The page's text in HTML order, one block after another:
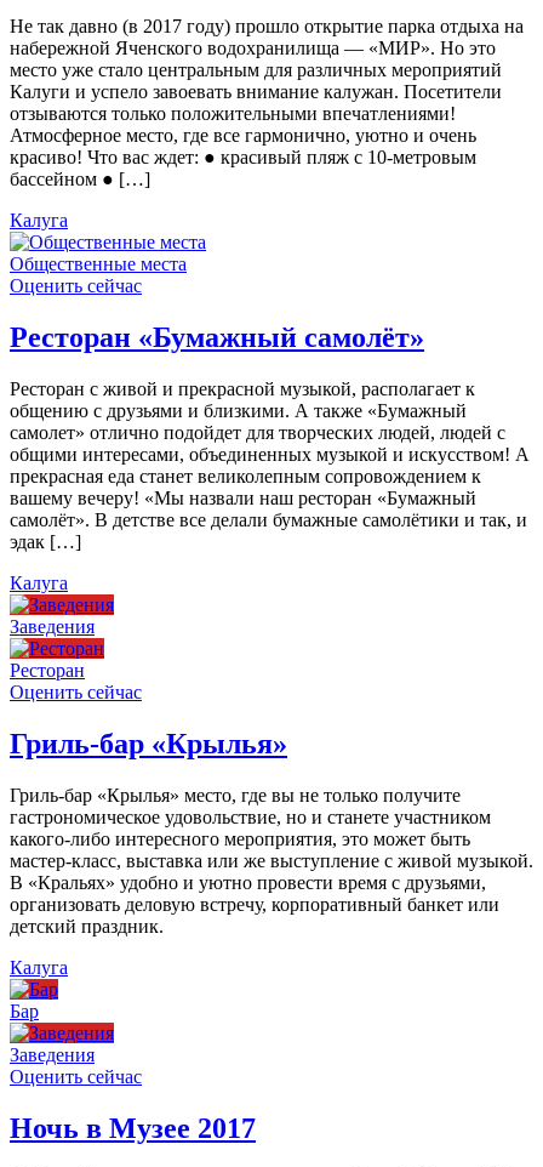
Не так давно (в 2017 году) прошло открытие парка отдыха на
набережной Яченского водохранилища — «МИР». Но это
место уже стало центральным для различных мероприятий
Калуги и успело завоевать внимание калужан. Посетители
отзываются только положительными впечатлениями!
Атмосферное место, где все гармонично, уютно и очень
красиво! Что вас ждет: ● красивый пляж с 10-метровым
бассейном ● […]
Калуга
Общественные места
Оценить сейчас
Ресторан «Бумажный самолёт»
Ресторан с живой и прекрасной музыкой, располагает к
общению с друзьями и близкими. А также «Бумажный
самолет» отлично подойдет для творческих людей, людей с
общими интересами, объединенных музыкой и искусством! А
прекрасная еда станет великолепным сопровождением к
вашему вечеру! «Мы назвали наш ресторан «Бумажный
самолёт». В детстве все делали бумажные самолётики и так, и
эдак […]
Калуга
Заведения
Ресторан
Оценить сейчас
Гриль-бар «Крылья»
Гриль-бар «Крылья» место, где вы не только получите
гастрономическое удовольствие, но и станете участником
какого-либо интересного мероприятия, это может быть
мастер-класс, выставка или же выступление с живой музыкой.
В «Кральях» удобно и уютно провести время с друзьями,
организовать деловую встречу, корпоративный банкет или
детский праздник.
Калуга
Бар
Заведения
Оценить сейчас
Ночь в Музее 2017